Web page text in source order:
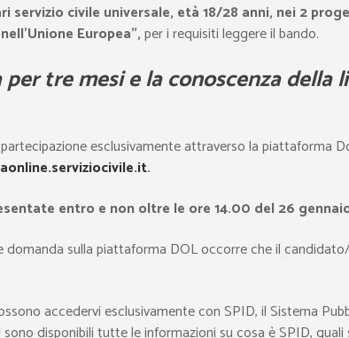
civile universale, età 18/28 anni, nei 2
Europea”,per i requisiti leggere il bando.
tre mesi e la conoscenza della
esclusivamente attraverso la piattaforma
.
entro e non oltre le ore 14.00 del 26
domanda sulla piattaforma DOL occorre che il
accedervi esclusivamente con SPID, il Sistema
sono disponibili tutte le informazioni su cosa è SPID,